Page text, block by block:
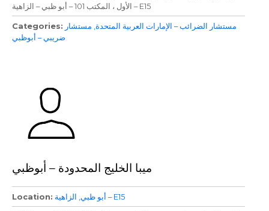
الأول ، المكتب 101 – أبو ظبي – الزاهية – E15
Categories مستشار الضرائب – الإمارات العربية المتحدة مستشار
ضريبي – أبوظبي
ميبا الخليج المحدودة – أبوظبي
Location أبو ظبي الزاهية – E15